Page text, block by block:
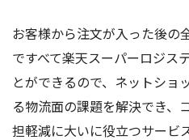
お客様から注文が入った後の
ですべて楽天スーパーロジス
とができるので、ネットショ
る物流面の課題を解決でき、
担軽減に大いに役立つサービ